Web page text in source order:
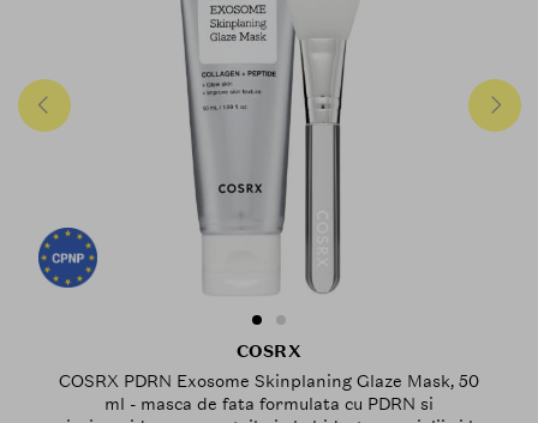
COSRX
COSRX PDRN Exosome Skinplaning Glaze Mask, 50
ml - masca de fata formulata cu PDRN si